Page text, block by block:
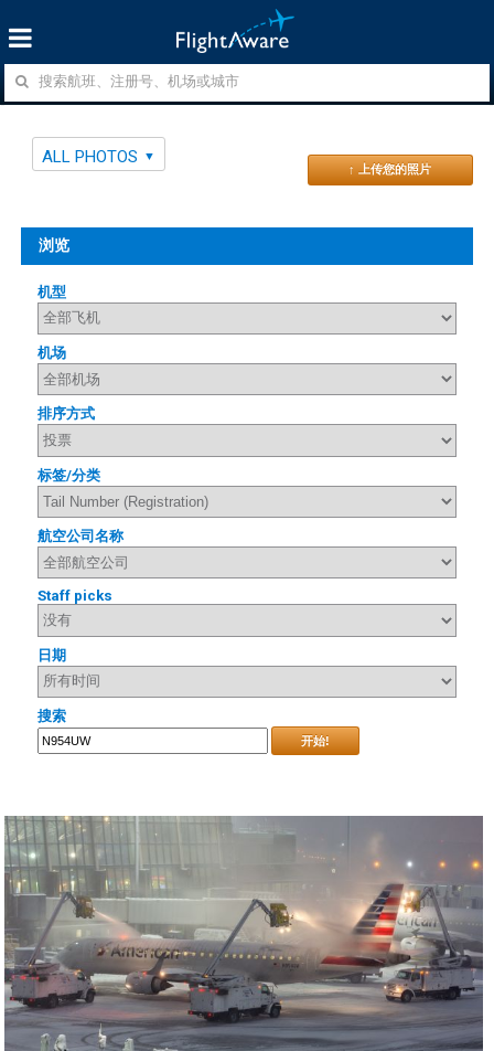
ALL PHOTOS
↑ 上传您的照片
浏览
机型
机场
排序方式
标签/分类
航空公司名称
Staff picks
日期
搜索
开始!